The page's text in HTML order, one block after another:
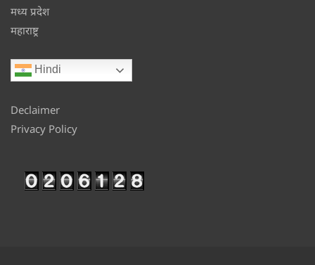
मध्य प्रदेश
महाराष्ट्र
Hindi
Declaimer
Privacy Policy